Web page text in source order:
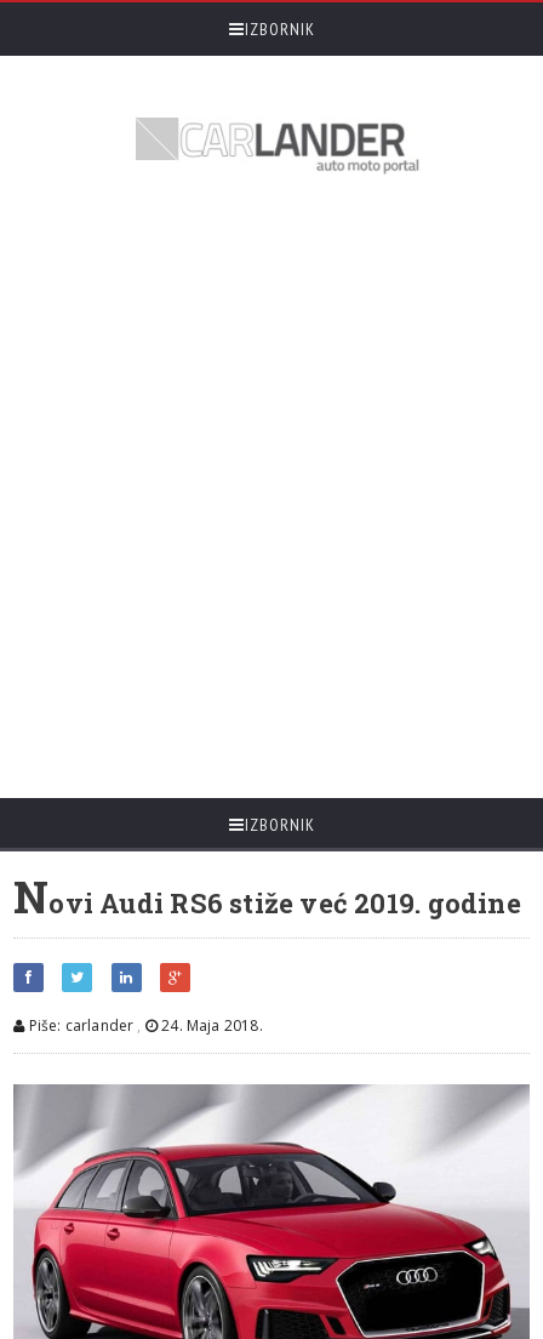
IZBORNIK
IZBORNIK
Novi Audi RS6 stiže već 2019. godine
Piše: carlander , 24. Maja 2018.